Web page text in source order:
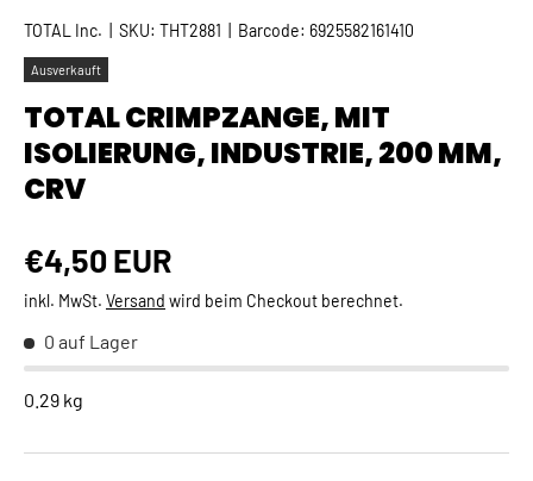
TOTAL Inc. SKU: THT2881 Barcode: 6925582161410
Ausverkauft
TOTAL CRIMPZANGE, MIT
ISOLIERUNG, INDUSTRIE, 200 MM,
CRV
Normaler Preis
€4,50 EUR
inkl. MwSt. Versand wird beim Checkout berechnet.
0 auf Lager
0.29 kg